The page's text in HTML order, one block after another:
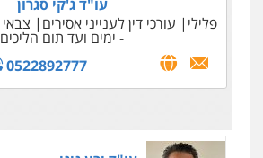
עו"ד עמיחי ימין
פלילי
עו"ד ג'קי סגרון
פלילי
עורכי דין לענייני אסירים צבאי
- ימים ועד תום הליכים
0522892777
משפחה גישור
0507206063
מנשה, אלמוג – עורכי